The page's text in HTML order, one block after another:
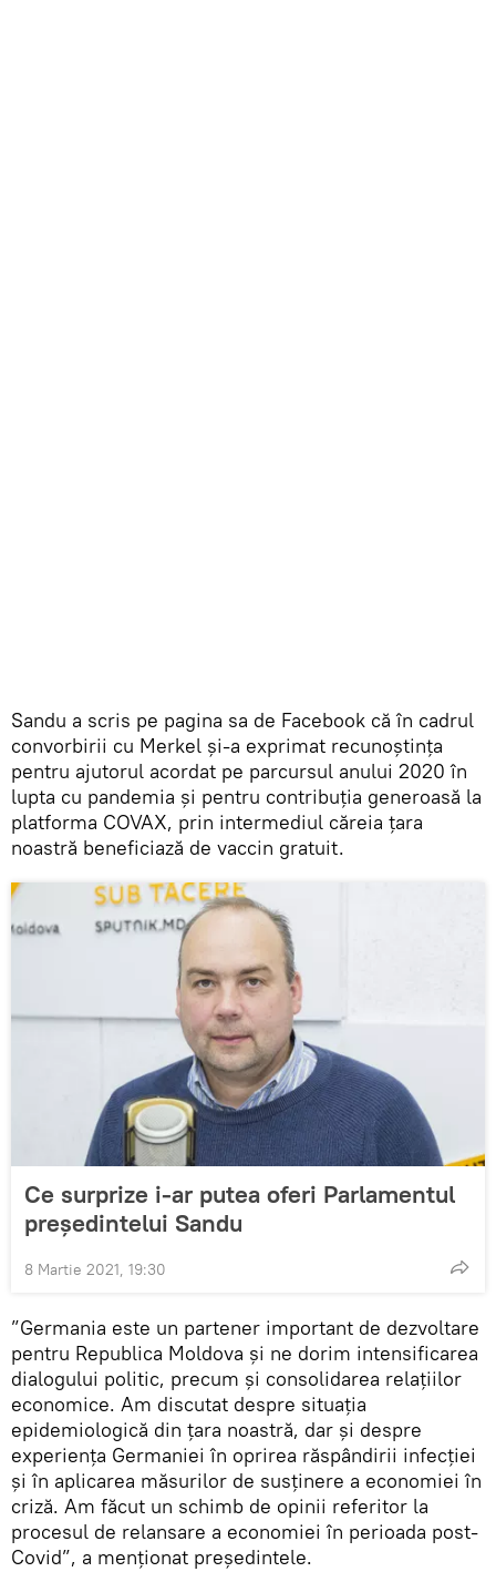
Sandu a scris pe pagina sa de Facebook că în cadrul
convorbirii cu Merkel și-a exprimat recunoștința
pentru ajutorul acordat pe parcursul anului 2020 în
lupta cu pandemia și pentru contribuția generoasă la
platforma COVAX, prin intermediul căreia țara
noastră beneficiază de vaccin gratuit.
Ce surprize i-ar putea oferi Parlamentul
președintelui Sandu
8 Martie 2021, 19:30
”Germania este un partener important de dezvoltare
pentru Republica Moldova și ne dorim intensificarea
dialogului politic, precum și consolidarea relațiilor
economice. Am discutat despre situația
epidemiologică din țara noastră, dar și despre
experiența Germaniei în oprirea răspândirii infecției
și în aplicarea măsurilor de susținere a economiei în
criză. Am făcut un schimb de opinii referitor la
procesul de relansare a economiei în perioada post-
Covid”, a menționat președintele.